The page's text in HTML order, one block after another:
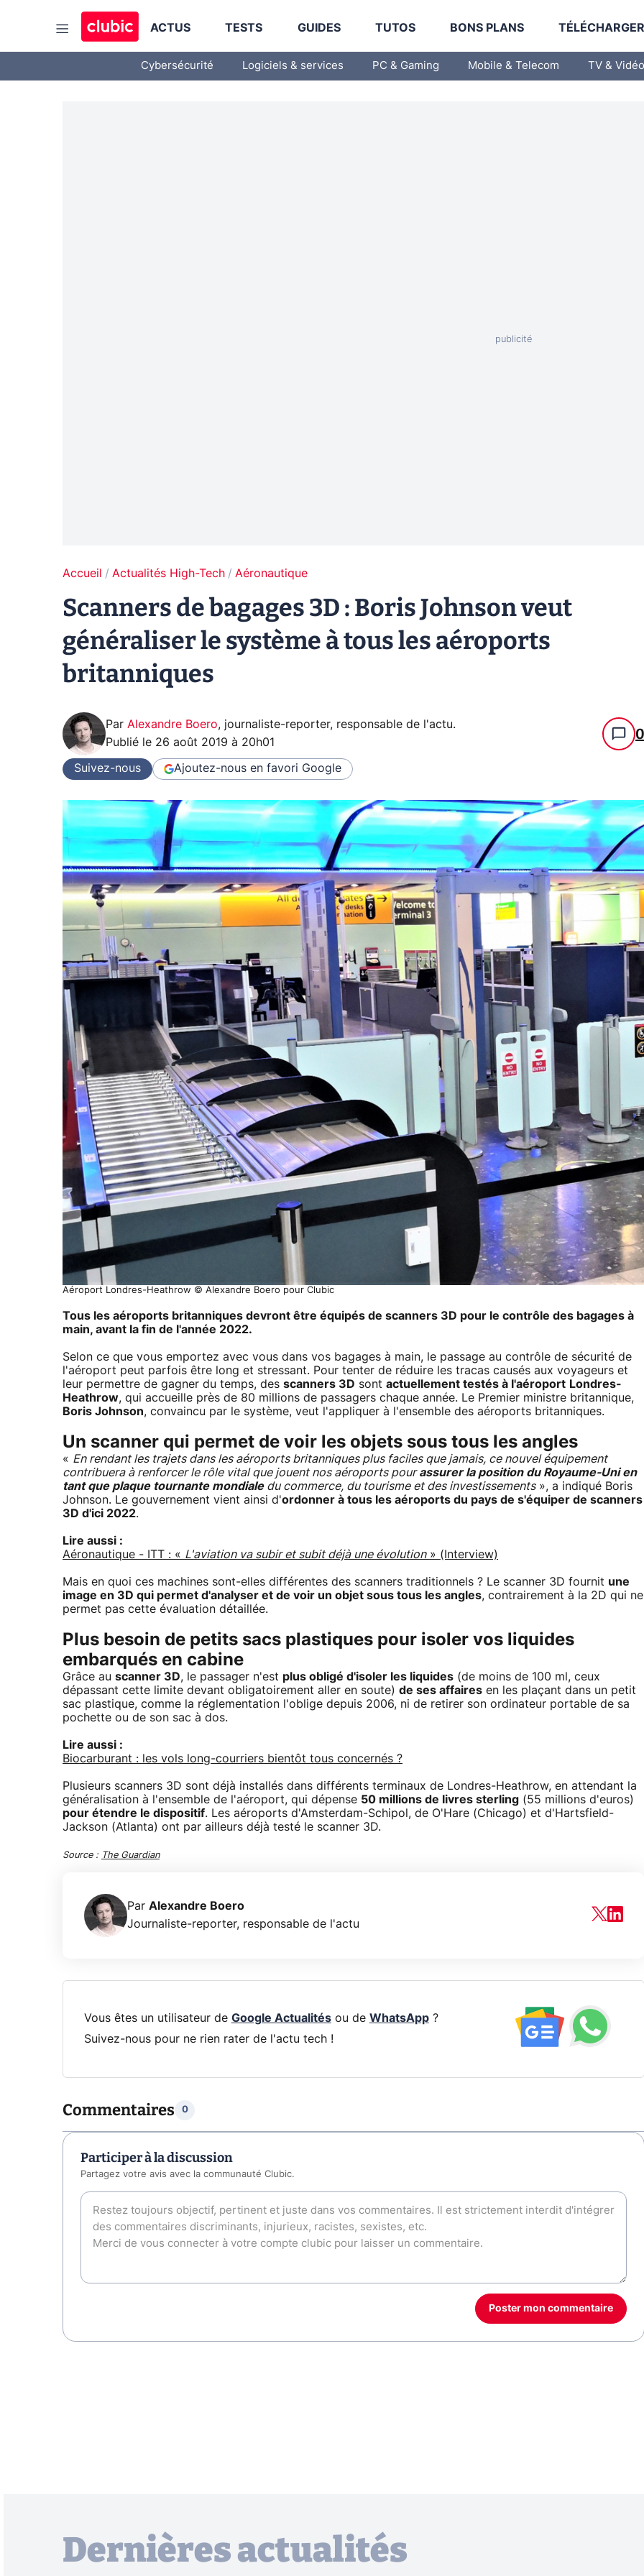
ACTUS TESTS GUIDES TUTOS BONS PLANS
Cybersécurité Logiciels & services PC & Gaming Mobile & Telecom TV & Vidéo
Accueil Actualités High-Tech Aéronautique
Scanners de bagages 3D : Boris Johnson veut
généraliser le système à tous les aéroports
britanniques
Par Alexandre Boero, journaliste-reporter, responsable de l'actu.
Publié le 26 août 2019 à 20h01 0
Suivez-nous Ajoutez-nous en favori Google
Aéroport Londres-Heathrow © Alexandre Boero pour Clubic
Tous les aéroports britanniques devront être équipés de scanners 3D pour le contrôle des bagages à
main, avant la fin de l'année 2022.
Selon ce que vous emportez avec vous dans vos bagages à main, le passage au contrôle de sécurité de
l'aéroport peut parfois être long et stressant. Pour tenter de réduire les tracas causés aux voyageurs et
leur permettre de gagner du temps, des scanners 3D sont actuellement testés à l'aéroport Londres-
Heathrow, qui accueille près de 80 millions de passagers chaque année. Le Premier ministre britannique,
Boris Johnson, convaincu par le système, veut l'appliquer à l'ensemble des aéroports britanniques.
Un scanner qui permet de voir les objets sous tous les angles
« En rendant les trajets dans les aéroports britanniques plus faciles que jamais, ce nouvel équipement
contribuera à renforcer le rôle vital que jouent nos aéroports pourassurer la position du Royaume-Uni en
tant que plaque tournante mondialedu commerce, du tourisme et des investissements», a indiqué Boris
Johnson. Le gouvernement vient ainsi d'ordonner à tous les aéroports du pays de s'équiper de scanners
3D d'ici 2022.
Lire aussi :
Aéronautique - ITT : « L'aviation va subir et subit déjà une évolution» (Interview)
Mais en quoi ces machines sont-elles différentes des scanners traditionnels ? Le scanner 3D fournit une
image en 3D qui permet d'analyser et de voir un objet sous tous les angles, contrairement à la 2D qui ne
permet pas cette évaluation détaillée.
Plus besoin de petits sacs plastiques pour isoler vos liquides
embarqués en cabine
Grâce au scanner 3D, le passager n'est plus obligé d'isoler les liquides (de moins de 100 ml, ceux
dépassant cette limite devant obligatoirement aller en soute) de ses affaires en les plaçant dans un petit
sac plastique, comme la réglementation l'oblige depuis 2006, ni de retirer son ordinateur portable de sa
pochette ou de son sac à dos.
Lire aussi :
Biocarburant : les vols long-courriers bientôt tous concernés ?
Plusieurs scanners 3D sont déjà installés dans différents terminaux de Londres-Heathrow, en attendant la
généralisation à l'ensemble de l'aéroport, qui dépense 50 millions de livres sterling (55 millions d'euros)
pour étendre le dispositif. Les aéroports d'Amsterdam-Schipol, de O'Hare (Chicago) et d'Hartsfield-
Jackson (Atlanta) ont par ailleurs déjà testé le scanner 3D.
Source : The Guardian
Par Alexandre Boero
Journaliste-reporter, responsable de l'actu
Vous êtes un utilisateur de Google Actualitésou de WhatsApp?
Suivez-nous pour ne rien rater de l'actu tech !
Commentaires 0
Participer à la discussion
Partagez votre avis avec la communauté Clubic.
Poster mon commentaire
Dernières actualités